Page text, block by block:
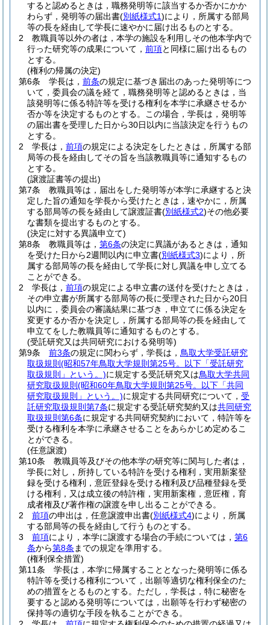
すると認めるときは，職務発明等に該当するか否かにかか
わらず，発明等の届出書(別紙様式1)により，所属する部局
等の長を経由して学長に速やかに届け出るものとする。
2
教職員等以外の者は，本学の施設を利用しその他本学内で
行った研究等の成果について， 前項と同様に届け出るもの
とする。
(権利の帰属の決定)
第6条
学長は， 前条の規定に基づき届出のあった発明等につ
いて，委員会の議を経て，職務発明等と認めるときは，当
該発明等に係る特許等を受ける権利を本学に承継させるか
否か等を決定するものとする。
この場合，学長は，発明等
の届出書を受理した日から30日以内に当該決定を行うもの
とする。
2
学長は， 前項の規定による決定をしたときは，所属する部
局等の長を経由してその旨を当該教職員等に通知するもの
とする。
(譲渡証書等の提出)
第7条
教職員等は，届出をした発明等が本学に承継すると決
定した旨の通知を学長から受けたときは，速やかに，所属
する部局等の長を経由して譲渡証書(別紙様式2)その他必要
な書類を提出するものとする。
(決定に対する異議申立て)
第8条
教職員等は， 第6条の決定に異議があるときは，通知
を受けた日から2週間以内に申立書(別紙様式3)により，所
属する部局等の長を経由して学長に対し異議を申し立てる
ことができる。
2
学長は， 前項の規定による申立書の送付を受けたときは，
その申立書が所属する部局等の長に受理された日から20日
以内に，委員会の審議結果に基づき，申立てに係る決定を
変更するか否かを決定し，所属する部局等の長を経由して
申立てをした教職員等に通知するものとする。
(受託研究又は共同研究における発明等)
第9条
前3条の規定に関わらず，学長は， 鳥取大学受託研究
取扱規則 (昭和57年鳥取大学規則第25号。以下「受託研究
取扱規則」という。)に規定する受託研究又は鳥取大学共同
研究取扱規則 (昭和60年鳥取大学規則第25号。以下「共同
研究取扱規則」という。)に規定する共同研究について， 受
託研究取扱規則第7条に規定する受託研究契約又は共同研究
取扱規則第6条に規定する共同研究契約において，特許等を
受ける権利を本学に承継させることをあらかじめ定めるこ
とができる。
(任意譲渡)
第10条
教職員等及びその他本学の研究等に関与した者は，
学長に対し，所持している特許を受ける権利，実用新案登
録を受ける権利，意匠登録を受ける権利及び品種登録を受
ける権利，又は成立後の特許権，実用新案権，意匠権，育
成者権及び著作権の譲渡を申し出ることができる。
2
前項の申出は，任意譲渡申出書(別紙様式4)により，所属
する部局等の長を経由して行うものとする。
3
前項により，本学に譲渡する場合の手続については， 第6
条から第8条 までの規定を準用する。
(権利保全措置)
第11条
学長は，本学に帰属することとなった発明等に係る
特許等を受ける権利について，出願等適切な権利保全のた
めの措置をとるものとする。 ただし，学長は，特に秘密を
要すると認める発明等については，出願等を行わず秘密の
保持等の適切な手段を執ることができる。